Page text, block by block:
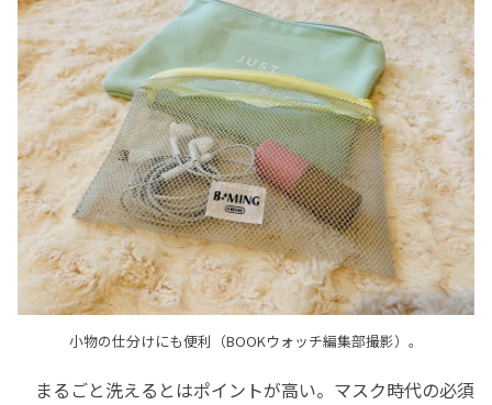
小物の仕分けにも便利（BOOKウォッチ編集部撮影）。
まるごと洗えるとはポイントが高い。マスク時代の必須